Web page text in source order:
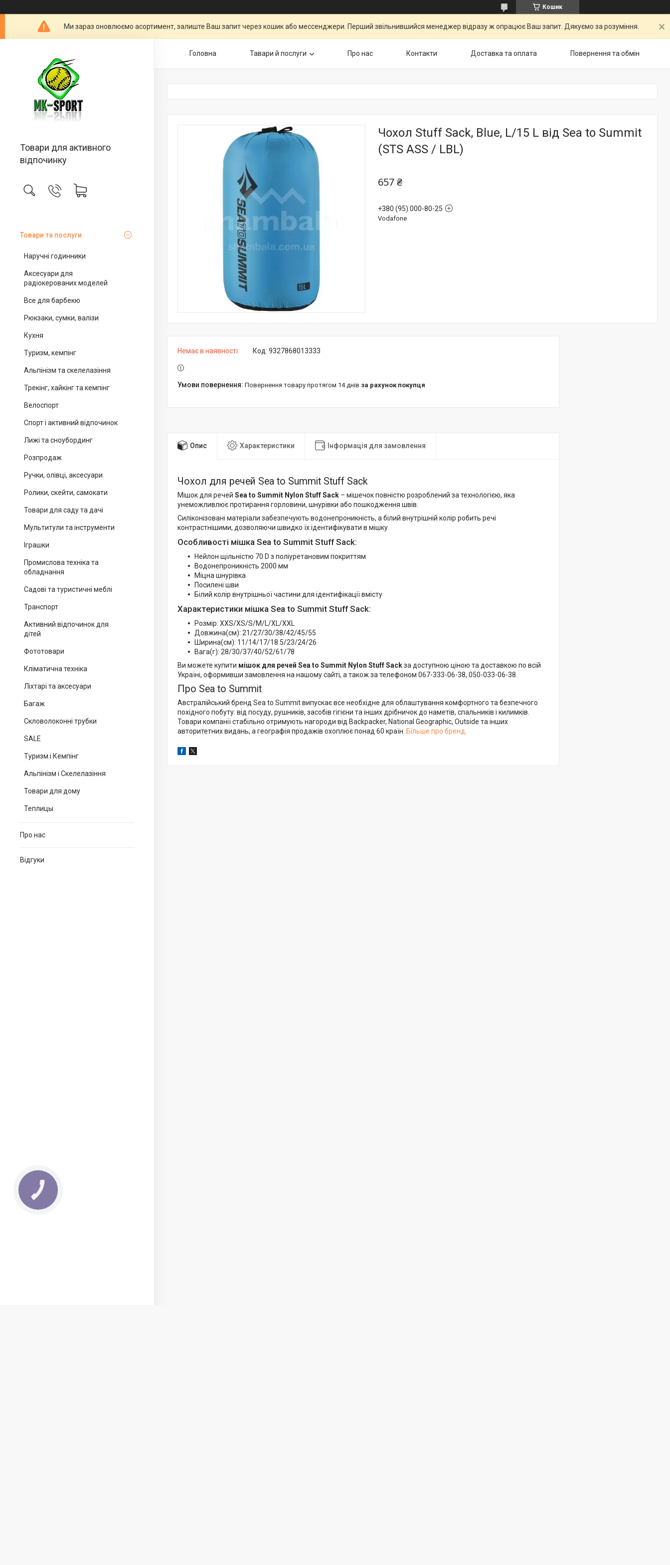
Кошик
Ми зараз оновлюємо асортимент, залиште Ваш запит через кошик або мессенджери. Перший звільнившийся менеджер відразу ж опрацює Ваш запит. Дякуємо за розуміння.
Товари для активного
відпочинку
Товари та послуги
Наручні годинники
Аксесуари для
радіокерованих моделей
Все для барбекю
Рюкзаки, сумки, валізи
Кухня
Туризм, кемпінг
Альпінізм та скелелазіння
Трекінг, хайкінг та кемпінг
Велоспорт
Спорт і активний відпочинок
Лижі та сноубординг
Розпродаж
Ручки, олівці, аксесуари
Ролики, скейти, самокати
Товари для саду та дачі
Мультитули та інструменти
Іграшки
Промислова техніка та
обладнання
Садові та туристичні меблі
Транспорт
Активний відпочинок для
дітей
Фототовари
Кліматична техніка
Ліхтарі та аксесуари
Багаж
Скловолоконні трубки
SALE
Туризм і Кемпінг
Альпінізм і Скелелазіння
Товари для дому
Теплицы
Про нас
Відгуки
Головна Тавари й послуги Про нас Контакти Доставка та оплата Повернення та обмін
Чохол Stuff Sack, Blue, L/15 L від Sea to Summit
(STS ASS / LBL)
657 ₴
+380 (95) 000-80-25
Vodafone
Немає в наявності Код: 9327868013333
повернення товару протягом 14 днів за рахунок покупця
Опис Характеристики Інформація для замовлення
Чохол для речей Sea to Summit Stuff Sack
Мішок для речей Sea to Summit Nylon Stuff Sack – мішечок повністю розроблений за технологією, яка
унеможливлює протирання горловини, шнурівки або пошкодження швів.
Силіконізовані матеріали забезпечують водонепроникність, а білий внутрішній колір робить речі
контрастнішими, дозволяючи швидко їх ідентифікувати в мішку.
Особливості мішка Sea to Summit Stuff Sack:
Нейлон щільністю 70 D з поліуретановим покриттям
Водонепроникність 2000 мм
Міцна шнурівка
Посилені шви
Білий колір внутрішньої частини для ідентифікації вмісту
Характеристики мішка Sea to Summit Stuff Sack:
Розмір: XXS/XS/S/M/L/XL/XXL
Довжина(см): 21/27/30/38/42/45/55
Ширина(см): 11/14/17/18.5/23/24/26
Вага(г): 28/30/37/40/52/61/78
Ви можете купити мішок для речей Sea to Summit Nylon Stuff Sackза доступною ціною та доставкою по всій
Україні, оформивши замовлення на нашому сайті, а також за телефоном 067-333-06-38, 050-033-06-38.
Про Sea to Summit
Австралійський бренд Sea to Summit випускає все необхідне для облаштування комфортного та безпечного
похідного побуту: від посуду, рушників, засобів гігієни та інших дрібничок до наметів, спальників і килимків.
Товари компанії стабільно отримують нагороди від Backpacker, National Geographic, Outside та інших
авторитетних видань, а географія продажів охоплює понад 60 країн. Більше про бренд